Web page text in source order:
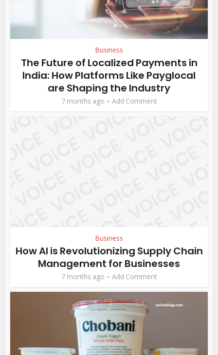
Business
The Future of Localized Payments in
India: How Platforms Like Payglocal
are Shaping the Industry
7 months ago Add Comment
Business
How AI is Revolutionizing Supply Chain
Management for Businesses
7 months ago Add Comment